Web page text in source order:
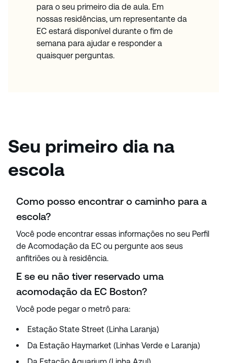
para o seu primeiro dia de aula. Em
nossas residências, um representante da
EC estará disponível durante o fim de
semana para ajudar e responder a
quaisquer perguntas.
Seu primeiro dia na
escola
Como posso encontrar o caminho para a
escola?
Você pode encontrar essas informações no seu Perfil
de Acomodação da EC ou pergunte aos seus
anfitriões ou à residência.
E se eu não tiver reservado uma
acomodação da EC Boston?
Você pode pegar o metrô para:
Estação State Street (Linha Laranja)
Da Estação Haymarket (Linhas Verde e Laranja)